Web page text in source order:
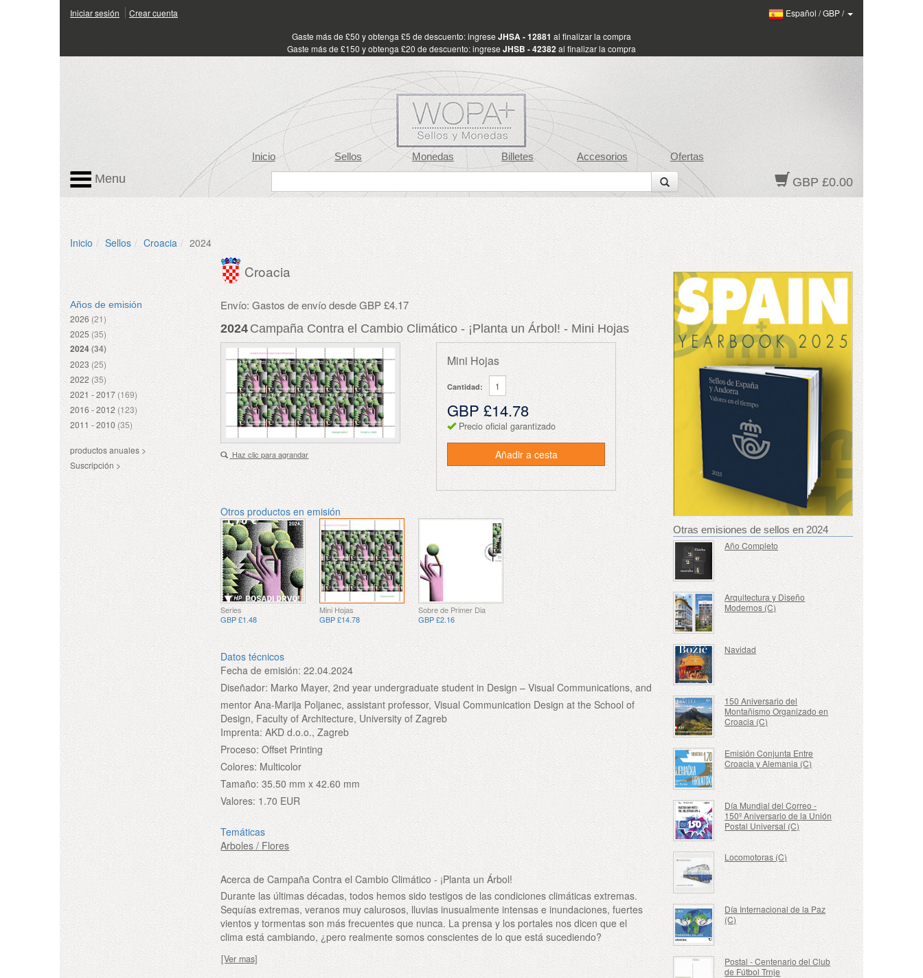
Iniciar sesión Crear cuenta Español /GBP/
Gaste más de £50 y obtenga £5 de descuento: ingrese JHSA - 12881 al finalizar la compra
Gaste más de £150 y obtenga £20 de descuento: ingrese JHSB - 42382al finalizar la compra
Inicio Sellos Monedas Billetes Accesorios Ofertas
GBP £0.00
Menu
Inicio Sellos Croacia 2024
Años de emisión
2026 (21)
2025 (35)
2024(34)
2023 (25)
2022 (35)
2021 - 2017 (169)
2016 - 2012 (123)
2011 - 2010 (35)
productos anuales >
Suscripción >
Croacia
Envío: Gastos de envío desde GBP £4.17
2024 Campaña Contra el Cambio Climático - ¡Planta un Árbol! - Mini Hojas
Haz clic para agrandar
Mini Hojas
Cantidad:
GBP £14.78
Precio oficial garantizado
Añadir a cesta
Otros productos en emisión
Series
GBP £1.48
Mini Hojas
GBP £14.78
Sobre de Primer Dia
GBP £2.16
Datos técnicos
Fecha de emisión: 22.04.2024
Diseñador: Marko Mayer, 2nd year undergraduate student in Design – Visual Communications, and
mentor Ana-Marija Poljanec, assistant professor, Visual Communication Design at the School of
Design, Faculty of Architecture, University of Zagreb
Imprenta: AKD d.o.o., Zagreb
Proceso: Offset Printing
Colores: Multicolor
Tamaño: 35.50 mm x 42.60 mm
Valores: 1.70 EUR
Temáticas
Arboles / Flores
Acerca de Campaña Contra el Cambio Climático - ¡Planta un Árbol!
Durante las últimas décadas, todos hemos sido testigos de las condiciones climáticas extremas.
Sequías extremas, veranos muy calurosos, lluvias inusualmente intensas e inundaciones, fuertes
vientos y tormentas son más frecuentes que nunca. La prensa y los portales nos dicen que el
clima está cambiando, ¿pero realmente somos conscientes de lo que está sucediendo?
[Ver mas]
Otras emisiones de sellos en 2024
Año Completo
Arquitectura y Diseño
Modernos (C)
Navidad
150 Aniversario del
Montañismo Organizado en
Croacia (C)
Emisión Conjunta Entre
Croacia y Alemania (C)
Día Mundial del Correo -
150º Aniversario de la Unión
Postal Universal (C)
Locomotoras (C)
Día Internacional de la Paz
(C)
Postal - Centenario del Club
de Fútbol Trnje